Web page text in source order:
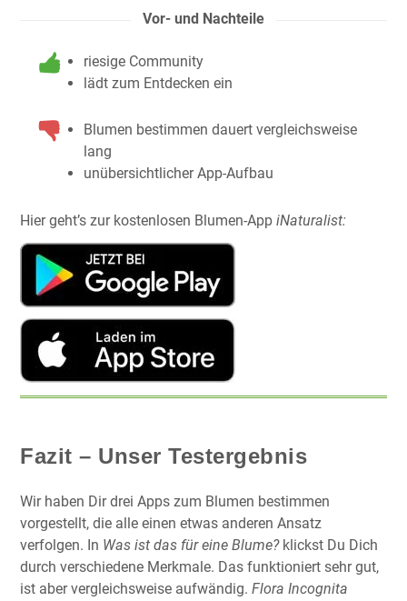
Vor- und Nachteile
riesige Community
lädt zum Entdecken ein
Blumen bestimmen dauert vergleichsweise
lang
unübersichtlicher App-Aufbau
Hier geht’s zur kostenlosen Blumen-App iNaturalist:
Fazit – Unser Testergebnis
Wir haben Dir drei Apps zum Blumen bestimmen
vorgestellt, die alle einen etwas anderen Ansatz
verfolgen. In Was ist das für eine Blume?klickst Du Dich
durch verschiedene Merkmale. Das funktioniert sehr gut,
ist aber vergleichsweise aufwändig. Flora Incognita